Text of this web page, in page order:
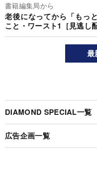
書籍編集局から
老後になってから「もっ
こと・ワースト1［見逃し
最
DIAMOND SPECIAL一覧
広告企画一覧